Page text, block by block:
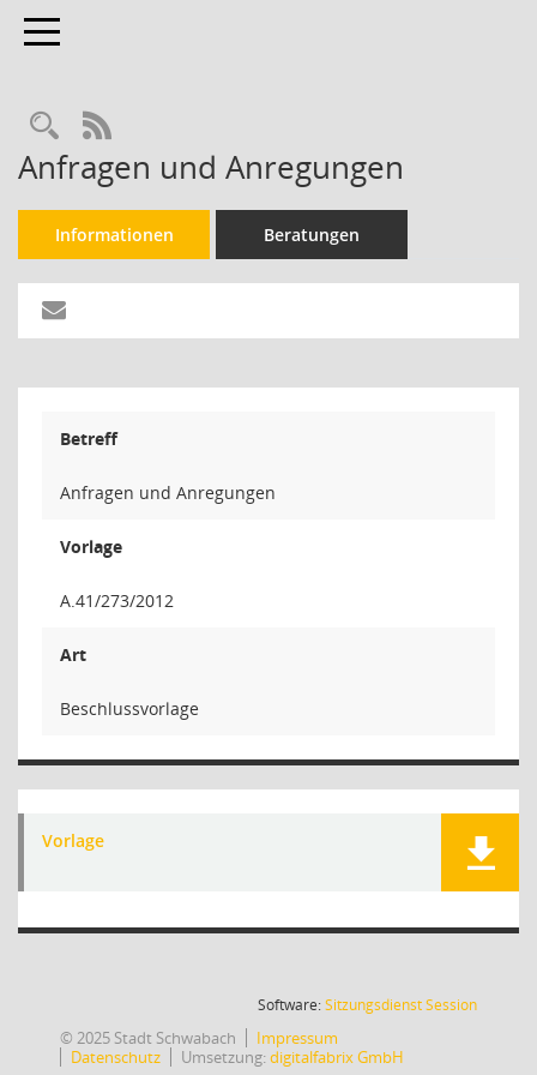
Toggle navigation
Rechercheauswahl
RSS-Feed
Anfragen und Anregungen
Informationen Beratungen
Betreff
Anfragen und Anregungen
Vorlage
A.41/273/2012
Art
Beschlussvorlage
Vorlage
Software:SitzungsdienstSession(Wird in
© 2025 Stadt Schwabach
Impressum
Datenschutz
Umsetzung:digitalfabrix GmbH